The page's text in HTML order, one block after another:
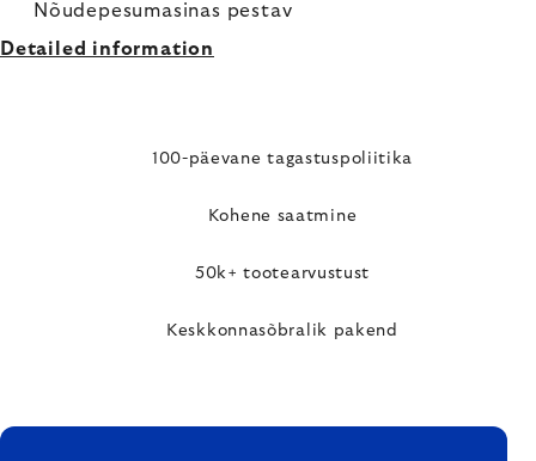
Nõudepesumasinas pestav
Detailed information
100-päevane tagastuspoliitika
Kohene saatmine
50k+ tootearvustust
Keskkonnasõbralik pakend
FOOTER